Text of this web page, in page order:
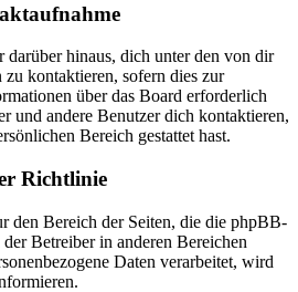
darüber hinaus, dich unter den von dir
zu kontaktieren, sofern dies zur
über das Board erforderlich
und andere Benutzer dich kontaktieren,
Bereich gestattet hast.
Richtlinie
den Bereich der Seiten, die die phpBB-
Betreiber in anderen Bereichen
Daten verarbeitet, wird